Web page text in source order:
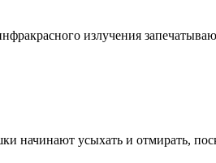
излучения
начинают усыхать и отмирать,